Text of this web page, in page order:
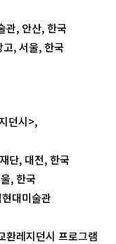
관, 안산, 한국
, 서울, 한국
던시>,
단, 대전, 한국
, 한국
대미술관
환레지던시 프로그램